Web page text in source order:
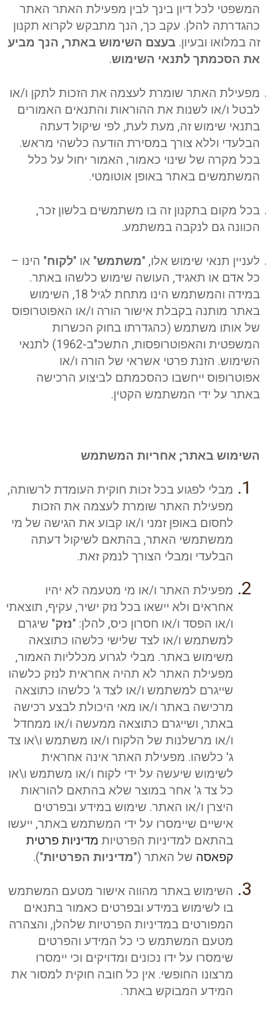
המשפטי לכל דיון בינך לבין מפעילת האתר האתר
כהגדרתה להלן. עקב כך, הנך מתבקש לקרוא תקנון
זה במלואו ובעיון. בעצם השימוש באתר, הנך מביע
את הסכמתך לתנאי השימוש.
מפעילת האתר שומרת לעצמה את הזכות לתקן ו/או
לבטל ו/או לשנות את ההוראות והתנאים האמורים
בתנאי שימוש זה, מעת לעת, לפי שיקול דעתה
הבלעדי וללא צורך במסירת הודעה כלשהי מראש.
בכל מקרה של שינוי כאמור, האמור יחול על כלל
המשתמשים באתר באופן אוטומטי.
בכל מקום בתקנון זה בו משתמשים בלשון זכר,
הכוונה גם לנקבה במשתמע.
לעניין תנאי שימוש אלו, "משתמש" או "לקוח" הינו –
כל אדם או תאגיד, העושה שימוש כלשהו באתר.
במידה והמשתמש הינו מתחת לגיל 18, השימוש
באתר מותנה בקבלת אישור הורה ו/או האפוטרופוס
של אותו משתמש (כהגדרתו בחוק הכשרות
המשפטית והאפוטרופסות, התשכ"ב-1962) לתנאי
השימוש. הזנת פרטי אשראי של הורה ו/או
אפוטרופוס ייחשבו כהסכמתם לביצוע הרכישה
באתר על ידי המשתמש הקטין.
השימוש באתר; אחריות המשתמש
מבלי לפגוע בכל זכות חוקית העומדת לרשותה,
מפעילת האתר שומרת לעצמה את הזכות
לחסום באופן זמני ו/או קבוע את הגישה של מי
ממשתמשי האתר, בהתאם לשיקול דעתה
הבלעדי ומבלי הצורך לנמק זאת.
מפעילת האתר ו/או מי מטעמה לא יהיו
אחראים ולא יישאו בכל נזק ישיר, עקיף, תוצאתי
ו/או הפסד ו/או חסרון כיס, להלן: "נזק" שיגרם
למשתמש ו/או לצד שלישי כלשהו כתוצאה
משימוש באתר. מבלי לגרוע מכלליות האמור,
מפעילת האתר לא תהיה אחראית לנזק כלשהו
שייגרם למשתמש ו/או לצד ג' כלשהו כתוצאה
מרכישה באתר ו/או מאי היכולת לבצע רכישה
באתר, ושייגרם כתוצאה ממעשה ו/או ממחדל
ו/או מרשלנות של הלקוח ו/או משתמש ו\או צד
ג' כלשהו. מפעילת האתר אינה אחראית
לשימוש שיעשה על ידי לקוח ו/או משתמש ו\או
כל צד ג' אחר במוצר שלא בהתאם להוראות
היצרן ו/או האתר. שימוש במידע ובפרטים
אישיים שיימסרו על ידי המשתמש באתר, ייעשו
בהתאם למדיניות הפרטיות מדיניות פרטית
קפאסה של האתר ("מדיניות הפרטיות").
השימוש באתר מהווה אישור מטעם המשתמש
בו לשימוש במידע ובפרטים כאמור בתנאים
המפורטים במדיניות הפרטיות שלהלן, והצהרה
מטעם המשתמש כי כל המידע והפרטים
שימסרו על ידו נכונים ומדויקים וכי יימסרו
מרצונו החופשי. אין כל חובה חוקית למסור את
המידע המבוקש באתר.